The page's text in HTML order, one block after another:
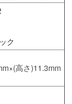
ク
高さ)11.3mm